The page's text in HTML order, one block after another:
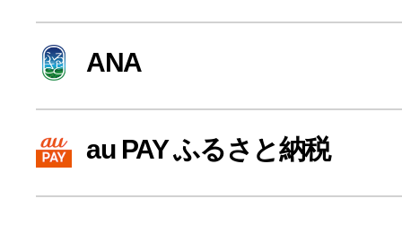
給与所得者版
副業・パラレルワーカー
ANA
au PAY ふるさと納税